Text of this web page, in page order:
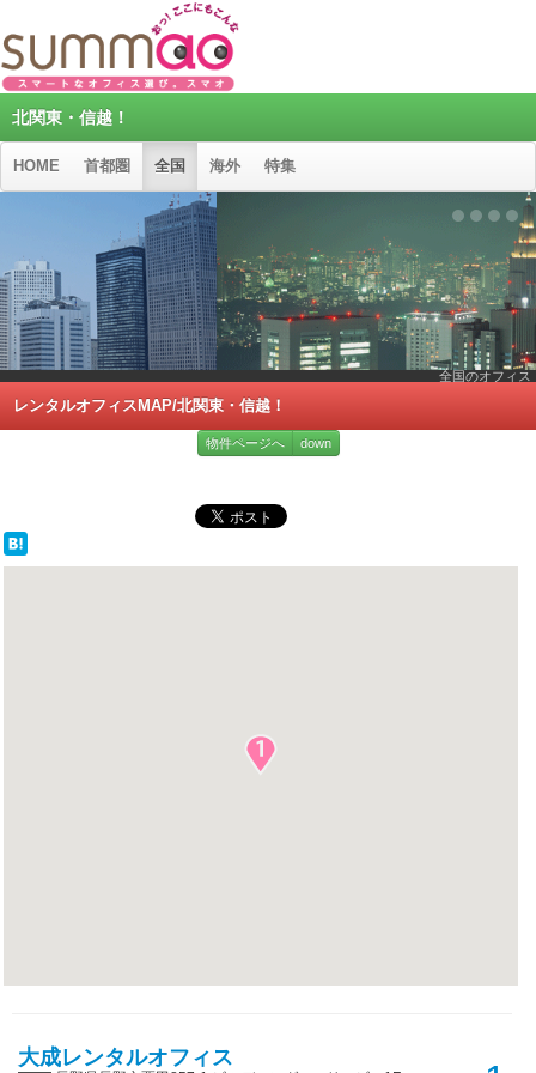
北関東・信越！
HOME 首都圏 全国 海外 特集
レンタルオフィスMAP/北関東・信越！
物件ページへ down
大成レンタルオフィス